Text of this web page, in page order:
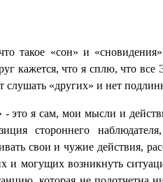
такое «сон» и
кажется, что я сплю, что
слушать «других» и нет
- это я сам, мои мысли и
стороннего
свои и чужие действия,
и могущих возникнуть